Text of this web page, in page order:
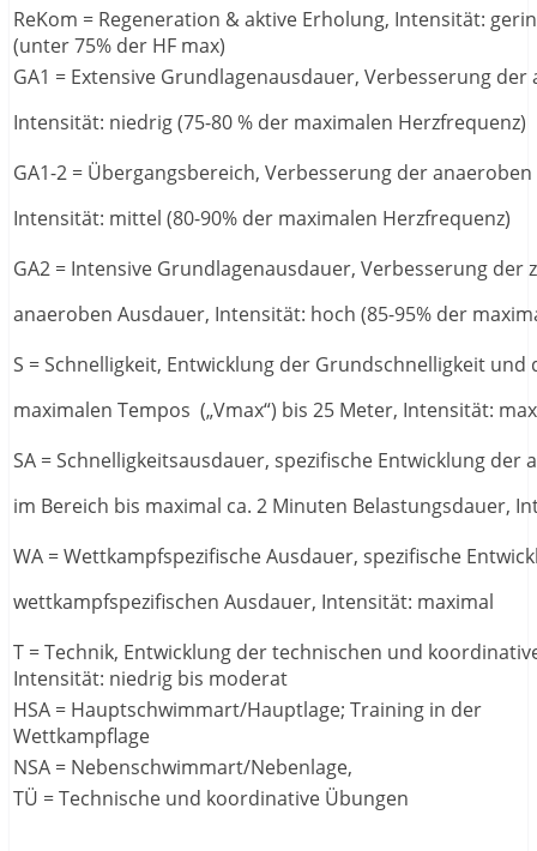
ReKom = Regeneration & aktive Erholung, Intensität:
(unter 75% der HF max)
GA1 = Extensive Grundlagenausdauer, Verbesserung
Intensität: niedrig (75-80 % der maximalen Herzfrequenz)
GA1-2 = Übergangsbereich, Verbesserung der
Intensität: mittel (80-90% der maximalen Herzfrequenz)
GA2 = Intensive Grundlagenausdauer, Verbesserung der
anaeroben Ausdauer, Intensität: hoch (85-95% der
S = Schnelligkeit, Entwicklung der Grundschnelligkeit und
maximalen Tempos („Vmax“) bis 25 Meter, Intensität:
SA = Schnelligkeitsausdauer, spezifische Entwicklung der
im Bereich bis maximal ca. 2 Minuten Belastungsdauer,
WA = Wettkampfspezifische Ausdauer, spezifische
wettkampfspezifischen Ausdauer, Intensität: maximal
T = Technik, Entwicklung der technischen und
Intensität: niedrig bis moderat
HSA = Hauptschwimmart/Hauptlage; Training in der
Wettkampflage
NSA = Nebenschwimmart/Nebenlage,
TÜ = Technische und koordinative Übungen